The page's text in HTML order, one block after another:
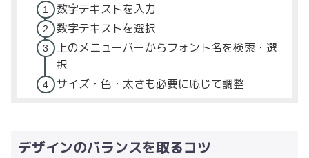
数字テキストを入力
数字テキストを選択
上のメニューバーからフォント名を検索・選
択
サイズ・色・太さも必要に応じて調整
デザインのバランスを取るコツ